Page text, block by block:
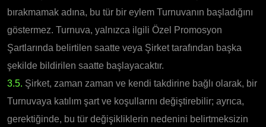
bırakmamak adına, bu tür bir eylem Turnuvanın başladığını
göstermez. Turnuva, yalnızca ilgili Özel Promosyon
Şartlarında belirtilen saatte veya Şirket tarafından başka
şekilde bildirilen saatte başlayacaktır.
3.5. Şirket, zaman zaman ve kendi takdirine bağlı olarak, bir
Turnuvaya katılım şart ve koşullarını değiştirebilir; ayrıca,
gerektiğinde, bu tür değişikliklerin nedenini belirtmeksizin